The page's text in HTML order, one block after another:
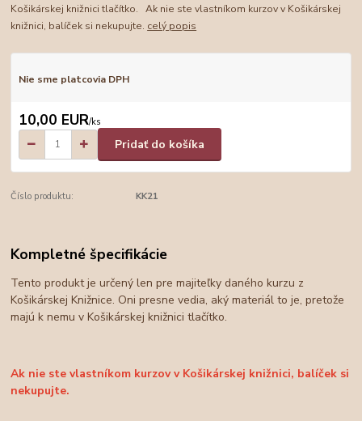
Košikárskej knižnici tlačítko. Ak nie ste vlastníkom kurzov v Košikárskej
knižnici, balíček si nekupujte. celý popis
Nie sme platcovia DPH
10,00 EUR/ks
Pridať do košíka
Číslo produktu: KK21
Kompletné špecifikácie
Tento produkt je určený len pre majiteľky daného kurzu z
Košikárskej Knižnice. Oni presne vedia, aký materiál to je, pretože
majú k nemu v Košikárskej knižnici tlačítko.
Ak nie ste vlastníkom kurzov v Košikárskej knižnici, balíček si
nekupujte.